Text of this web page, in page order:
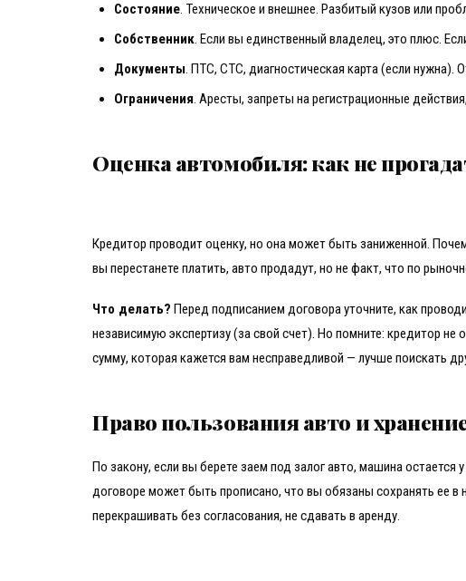
Состояние. Техническое и внешнее. Разбитый кузов или
Собственник. Если вы единственный владелец, это плюс.
Документы. ПТС, СТС, диагностическая карта (если нужна).
Ограничения. Аресты, запреты на регистрационные
Оценка автомобиля: как не
Кредитор проводит оценку, но она может быть заниженной.
вы перестанете платить, авто продадут, но не факт, что по
Что делать? Перед подписанием договора уточните, как
независимую экспертизу (за свой счет). Но помните: кредитор
сумму, которая кажется вам несправедливой — лучше поискать
Право пользования авто и
По закону, если вы берете заем под залог авто, машина
договоре может быть прописано, что вы обязаны сохранять ее
перекрашивать без согласования, не сдавать в аренду.